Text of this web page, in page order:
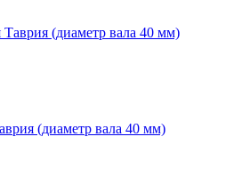
(диаметр вала 40 мм)